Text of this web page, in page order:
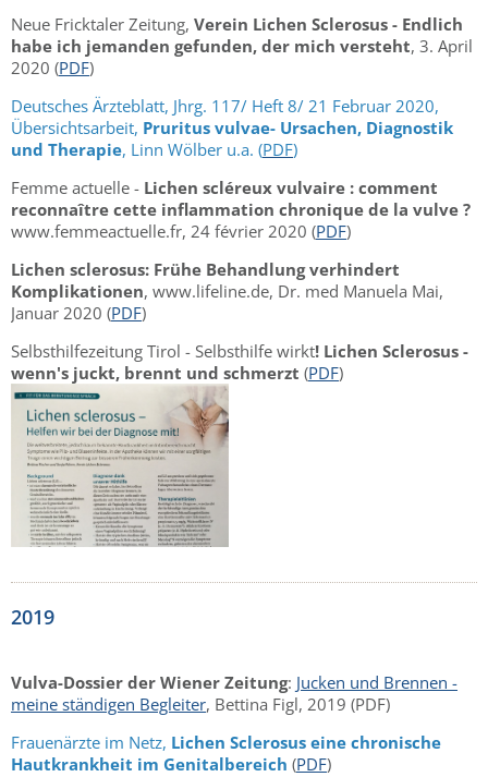
Neue Fricktaler Zeitung, Verein Lichen Sclerosus - Endlich
habe ich jemanden gefunden, der mich versteht, 3. April
2020 (PDF)
Deutsches Ärzteblatt, Jhrg. 117/ Heft 8/ 21 Februar 2020,
Übersichtsarbeit, Pruritus vulvae- Ursachen, Diagnostik
und Therapie, Linn Wölber u.a. (PDF)
Femme actuelle - Lichen scléreux vulvaire : comment
reconnaître cette inflammation chronique de la vulve ?
www.femmeactuelle.fr, 24 février 2020 (PDF)
Lichen sclerosus: Frühe Behandlung verhindert
Komplikationen, www.lifeline.de, Dr. med Manuela Mai,
Januar 2020 (PDF)
Selbsthilfezeitung Tirol - Selbsthilfe wirkt! Lichen Sclerosus -
wenn's juckt, brennt und schmerzt (PDF)
2019
Vulva-Dossier der Wiener Zeitung: Jucken und Brennen -
meine ständigen Begleiter, Bettina Figl, 2019 (PDF)
Frauenärzte im Netz, Lichen Sclerosus eine chronische
Hautkrankheit im Genitalbereich (PDF)